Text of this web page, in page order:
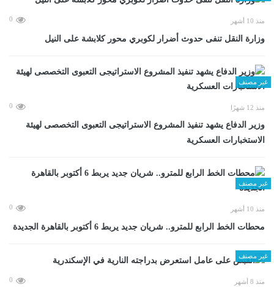
منذ 10 أشهر 0
وزارة النقل تنفى حدوث أضرار لكوبري محور كلابشة على النيل
غير مصنف
منذ 12 شهرًا 0
وزير الدفاع يشهد تنفيذ المشروع الاستراتيجى التعبوى التخصصى لهيئة
الاستخبارات العسكرية
غير مصنف
منذ 10 أشهر 0
محطات الخط الرابع للمترو.. شريان جديد يربط 6 أكتوبر بالقاهرة الجديدة
غير مصنف
منذ 8 أشهر 0